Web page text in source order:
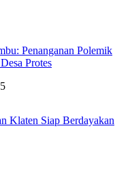
Penanganan Polemik
Protes
Klaten Siap Berdayakan